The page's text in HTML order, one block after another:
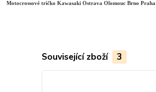
Motocrossové tričko Kawasaki Ostrava Olomouc Brno Praha
Související zboží 3